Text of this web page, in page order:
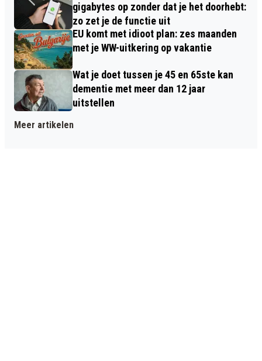
gigabytes op zonder dat je het doorhebt:
zo zet je de functie uit
EU komt met idioot plan: zes maanden
met je WW-uitkering op vakantie
Wat je doet tussen je 45 en 65ste kan
dementie met meer dan 12 jaar
uitstellen
Meer artikelen